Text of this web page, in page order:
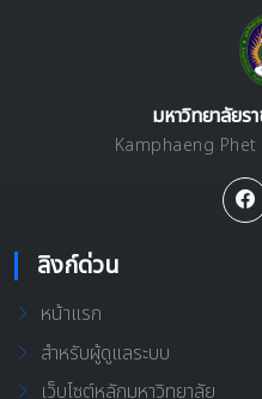
มหาวิทยาลัยร
Kamphaeng
ลิงก์ด่วน
หน้าแรก
สำหรับผู้ดูแลระบบ
เว็บไซต์หลักมหาวิทยาลัย